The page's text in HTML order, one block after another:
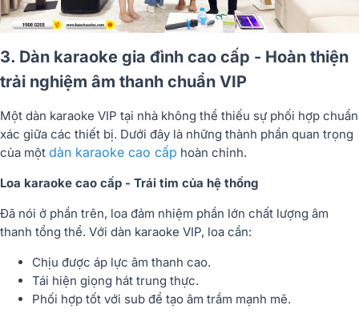
3. Dàn karaoke gia đình cao cấp - Hoàn thiện
trải nghiệm âm thanh chuẩn VIP
Một dàn karaoke VIP tại nhà không thể thiếu sự phối hợp chuẩn
xác giữa các thiết bị. Dưới đây là những thành phần quan trọng
của một dàn karaoke cao cấp hoàn chỉnh.
Loa karaoke cao cấp - Trái tim của hệ thống
Đã nói ở phần trên, loa đảm nhiệm phần lớn chất lượng âm
thanh tổng thể. Với dàn karaoke VIP, loa cần:
Chịu được áp lực âm thanh cao.
Tái hiện giọng hát trung thực.
Phối hợp tốt với sub để tạo âm trầm mạnh mẽ.